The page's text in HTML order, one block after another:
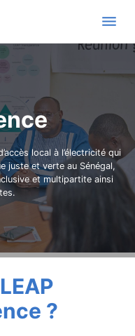
local à l’électricité qui
juste et verte au Sénégal,
et multipartite ainsi
?